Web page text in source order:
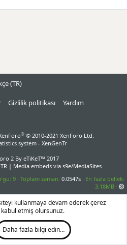
(TR)
Gizlilik politikası
Yardım
® © 2010-2021 XenForo Ltd.
system - XenGenTr
2By eTiKeT™ 2017
| Media embeds via s9e/MediaSites
9 Toplam zaman 0.0547s
En fazla bellek
3.18MB
kullanmaya devam ederek çerez
kabul etmiş olursunuz.
Daha fazla bilgi edin…